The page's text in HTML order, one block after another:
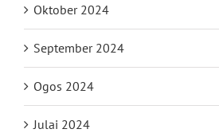
Oktober 2024
September 2024
Ogos 2024
Julai 2024